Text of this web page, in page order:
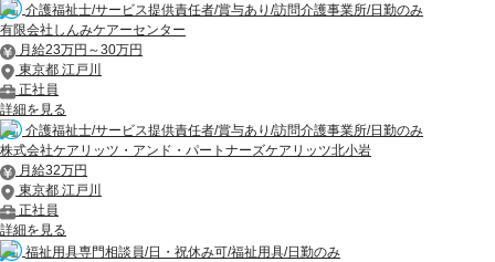
介護福祉士/サービス提供責任者/賞与あり/訪問介護事業所/日勤のみ
有限会社しんみケアーセンター
月給23万円～30万円
東京都 江戸川
正社員
詳細を見る
介護福祉士/サービス提供責任者/賞与あり/訪問介護事業所/日勤のみ
株式会社ケアリッツ・アンド・パートナーズケアリッツ北小岩
月給32万円
東京都 江戸川
正社員
詳細を見る
福祉用具専門相談員/日・祝休み可/福祉用具/日勤のみ